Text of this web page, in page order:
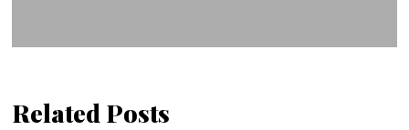
Related Posts